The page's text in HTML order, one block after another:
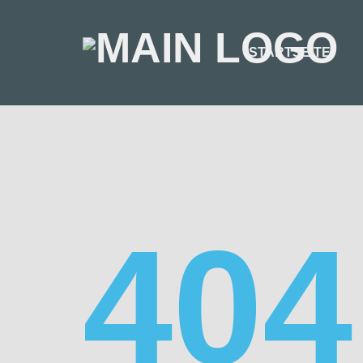
STARTSEITE
404